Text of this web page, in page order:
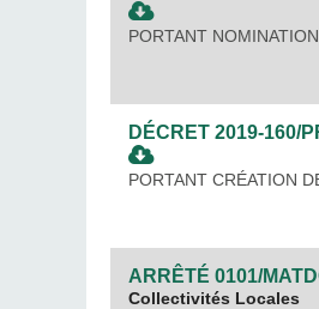
PORTANT
DÉCRET 2019-160/
PORTANT CRÉATION
ARRÊTÉ 0101/
Collectivités Locales